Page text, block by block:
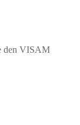
den VISAM